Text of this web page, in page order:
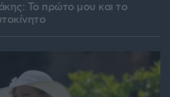
Το πρώτο μου και το